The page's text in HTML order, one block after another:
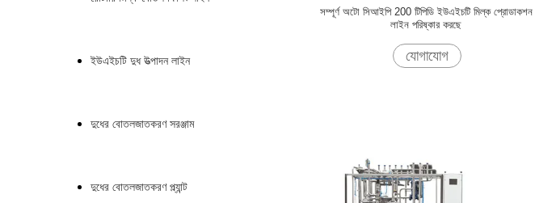
ইউএইচটি দুধ উত্পাদন লাইন
দুধের বোতলজাতকরণ সরঞ্জাম
দুধের বোতলজাতকরণ প্ল্যান্ট
সম্পূর্ণ অটো সিআইপি 200 টিপিডি ইউএইচটি মিল্ক প্রোডাকশন
লাইন পরিষ্কার করছে
যোগাযোগ